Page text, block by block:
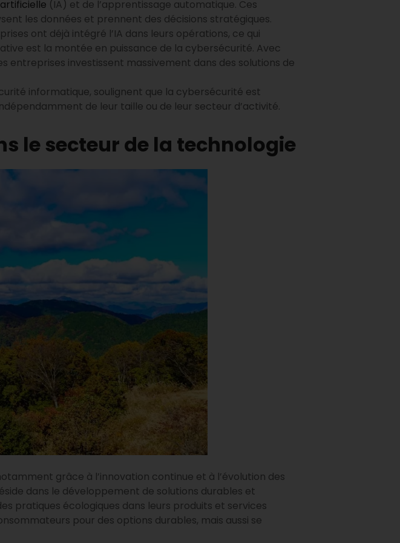
artificielle (IA) et de l’apprentissage automatique. Ces
les données et prennent des décisions stratégiques.
ont déjà intégré l’IA dans leurs opérations, ce qui
est la montée en puissance de la cybersécurité. Avec
entreprises investissent massivement dans des solutions de
informatique, soulignent que la cybersécurité est
de leur taille ou de leur secteur d’activité.
le secteur de la technologie
grâce à l’innovation continue et à l’évolution des
dans le développement de solutions durables et
pratiques écologiques dans leurs produits et services
pour des options durables, mais aussi se